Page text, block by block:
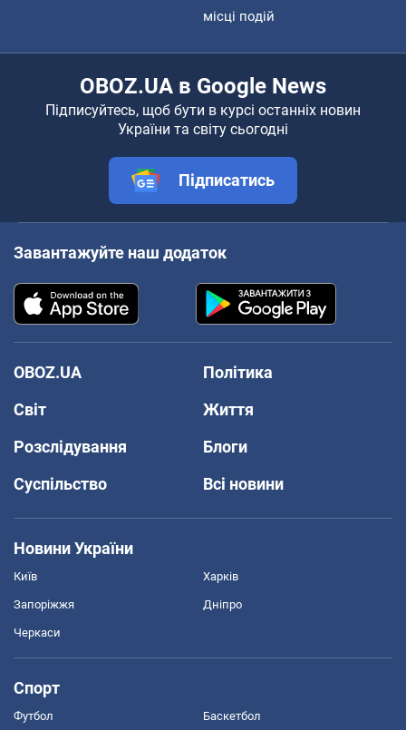
місці подій
OBOZ.UA в Google News
Підписуйтесь, щоб бути в курсі останніх новин
України та світу сьогодні
Підписатись
Завантажуйте наш додаток
OBOZ.UA
Політика
Світ
Життя
Розслідування
Блоги
Суспільство
Всі новини
Новини України
Київ Харків
Запоріжжя Дніпро
Черкаси
Спорт
Футбол Баскетбол